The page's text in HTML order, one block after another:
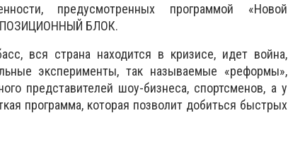
предусмотренных программой «Новой
БЛОК.
вся страна находится в кризисе, идет война,
эксперименты, так называемые «реформы»,
представителей шоу-бизнеса, спортсменов, а у
программа, которая позволит добиться быстрых